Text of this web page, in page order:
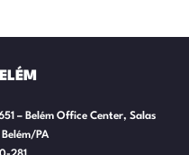
– Belém Office Center, Salas
Belém/PA